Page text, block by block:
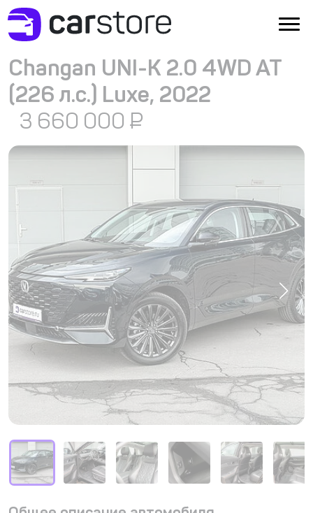
Changan UNI-K 2.0 4WD AT
(226 л.с.) Luxe, 2022
3 660 000 ₽